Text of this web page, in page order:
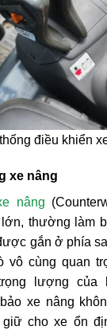
điều khiển
xe nâng
nâng
thường làm
gắn ở phía
vô cùng quan
lượng của
xe nâng
cho xe ổn